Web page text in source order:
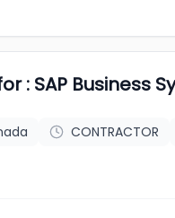
: SAP Business
CONTRACTOR